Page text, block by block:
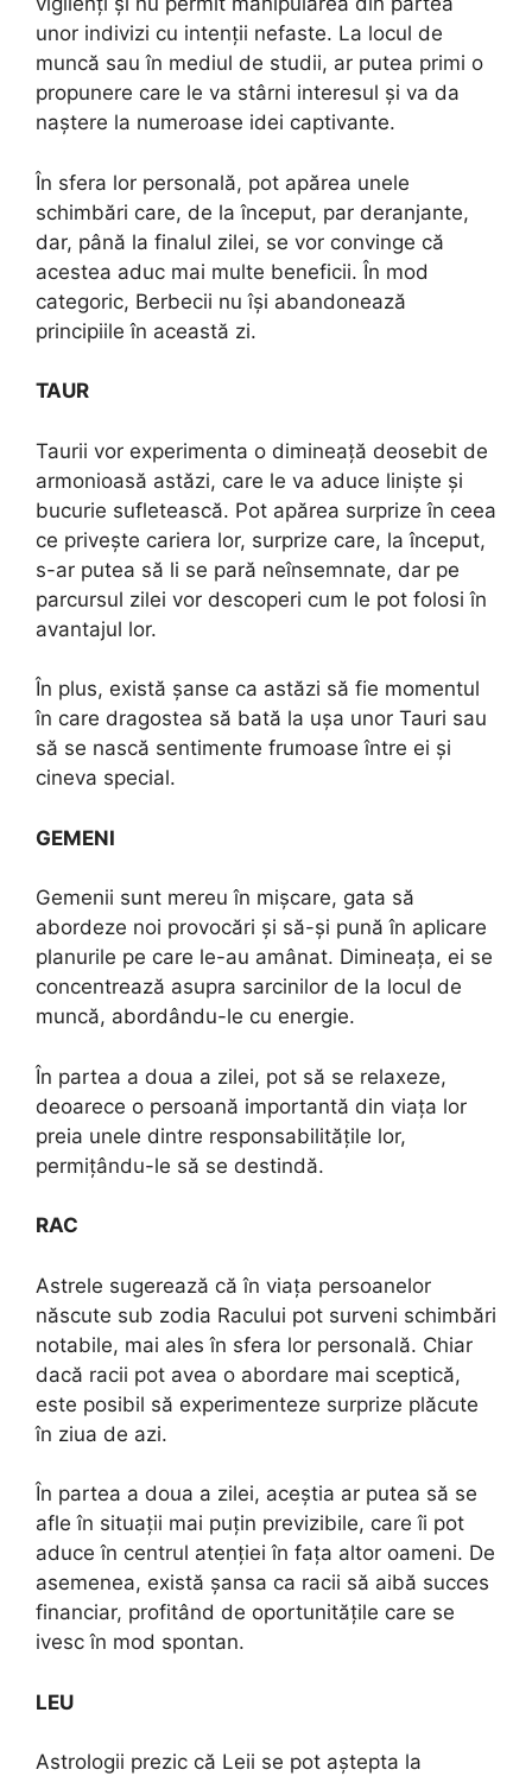
unor indivizi cu intenții nefaste. La locul de
muncă sau în mediul de studii, ar putea primi o
propunere care le va stârni interesul și va da
naștere la numeroase idei captivante.
În sfera lor personală, pot apărea unele
schimbări care, de la început, par deranjante,
dar, până la finalul zilei, se vor convinge că
acestea aduc mai multe beneficii. În mod
categoric, Berbecii nu își abandonează
principiile în această zi.
TAUR
Taurii vor experimenta o dimineață deosebit de
armonioasă astăzi, care le va aduce liniște și
bucurie sufletească. Pot apărea surprize în ceea
ce privește cariera lor, surprize care, la început,
s-ar putea să li se pară neînsemnate, dar pe
parcursul zilei vor descoperi cum le pot folosi în
avantajul lor.
În plus, există șanse ca astăzi să fie momentul
în care dragostea să bată la ușa unor Tauri sau
să se nască sentimente frumoase între ei și
cineva special.
GEMENI
Gemenii sunt mereu în mișcare, gata să
abordeze noi provocări și să-și pună în aplicare
planurile pe care le-au amânat. Dimineața, ei se
concentrează asupra sarcinilor de la locul de
muncă, abordându-le cu energie.
În partea a doua a zilei, pot să se relaxeze,
deoarece o persoană importantă din viața lor
preia unele dintre responsabilitățile lor,
permițându-le să se destindă.
RAC
Astrele sugerează că în viața persoanelor
născute sub zodia Racului pot surveni schimbări
notabile, mai ales în sfera lor personală. Chiar
dacă racii pot avea o abordare mai sceptică,
este posibil să experimenteze surprize plăcute
în ziua de azi.
În partea a doua a zilei, aceștia ar putea să se
afle în situații mai puțin previzibile, care îi pot
aduce în centrul atenției în fața altor oameni. De
asemenea, există șansa ca racii să aibă succes
financiar, profitând de oportunitățile care se
ivesc în mod spontan.
LEU
Astrologii prezic că Leii se pot aștepta la